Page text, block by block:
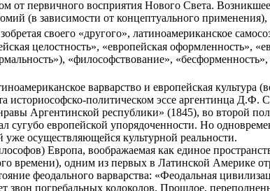
от первичного восприятия Нового Света.
(в зависимости от концептуального
своего «другого», латиноамериканское
целостность», «европейская оформленность»,
«философствование»,
варварство и европейская культура
историософско-политическом эссе аргентинца Д.Ф.
Аргентинской республики» (1845), во второй
европейской упорядоченности. Но
уже осуществляющейся культурной реальности.
Европа, воображаемая как единое
времени), одним из первых в Латинской Америке
феодального варварства: «Феодальная
погребальных колоколов. Прошлое,